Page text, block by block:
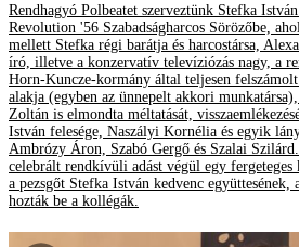
Rendhagyó Polbeatet szerveztünk Stefka
Revolution '56 Szabadságharcos Sörözőbe,
mellett Stefka régi barátja és harcostársa,
író, illetve a konzervatív televíziózás nagy, a
Horn-Kuncze-kormány által teljesen
alakja (egyben az ünnepelt akkori
Zoltán is elmondta méltatását,
István felesége, Naszályi Kornélia és egyik
Ambrózy Áron, Szabó Gergő és Szalai
celebrált rendkívüli adást végül egy fergeteges
a pezsgőt Stefka István kedvenc együttesének,
hozták be a kollégák.